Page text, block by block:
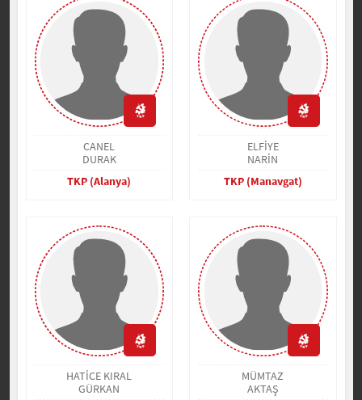
CANEL
DURAK
TKP (Alanya)
ELFİYE
NARİN
TKP (Manavgat)
HATİCE KIRAL
GÜRKAN
MÜMTAZ
AKTAŞ